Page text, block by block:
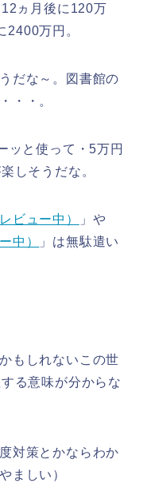
ヵ月後に120万
2400万円。
だな～。図書館の
・・。
ッと使って・5万円
しそうだな。
ビュー中）
」や
中）
」は無駄遣い
もしれないこの世
る意味が分からな
対策とかならわか
ましい）